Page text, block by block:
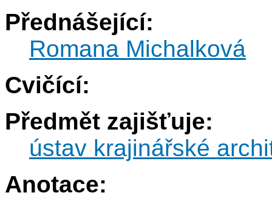
Přednášející:
Romana Michalková
Cvičící:
Předmět zajišťuje:
ústav krajinářské
Anotace: